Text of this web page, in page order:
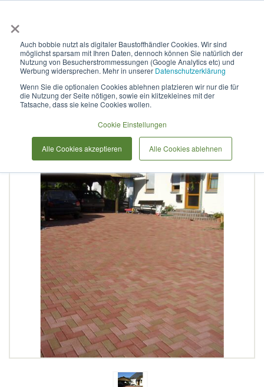
×
Auch bobbie nutzt als digitaler Baustoffhändler Cookies. Wir sind
möglichst sparsam mit Ihren Daten, dennoch können Sie natürlich der
Nutzung von Besucherstrommessungen (Google Analytics etc) und
Werbung widersprechen. Mehr in unserer Datenschutzerklärung
Wenn Sie die optionalen Cookies ablehnen platzieren wir nur die für
die Nutzung der Seite nötigen, sowie ein klitzekleines mit der
Tatsache, dass sie keine Cookies wollen.
Cookie Einstellungen
Alle Cookies akzeptieren Alle Cookies ablehnen
Pflasterstein Infraline Öko
Basament® "Herbst flair"
Bildergalerie
springen